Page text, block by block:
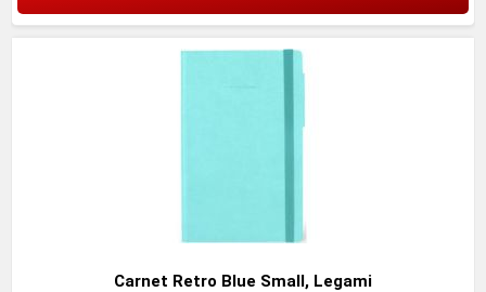
Carnet Retro Blue Small, Legami